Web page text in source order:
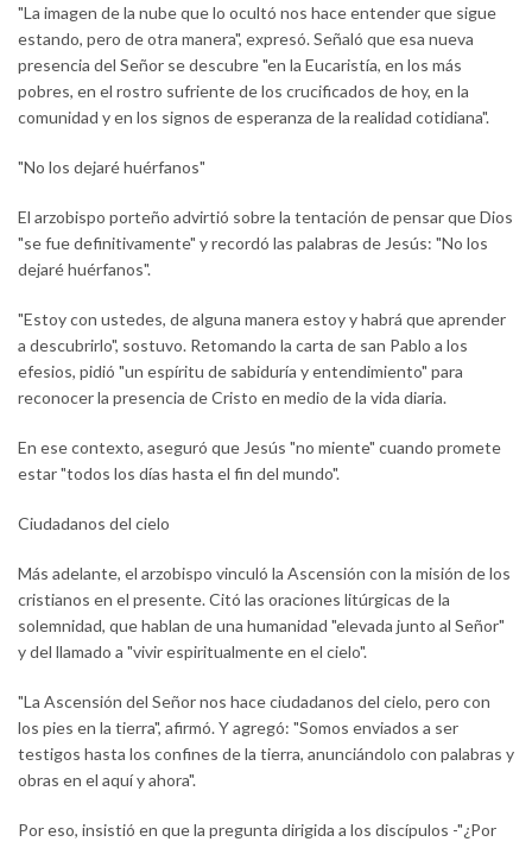
"La imagen de la nube que lo ocultó nos hace entender que sigue
estando, pero de otra manera", expresó. Señaló que esa nueva
presencia del Señor se descubre "en la Eucaristía, en los más
pobres, en el rostro sufriente de los crucificados de hoy, en la
comunidad y en los signos de esperanza de la realidad cotidiana".
"No los dejaré huérfanos"
El arzobispo porteño advirtió sobre la tentación de pensar que Dios
"se fue definitivamente" y recordó las palabras de Jesús: "No los
dejaré huérfanos".
"Estoy con ustedes, de alguna manera estoy y habrá que aprender
a descubrirlo", sostuvo. Retomando la carta de san Pablo a los
efesios, pidió "un espíritu de sabiduría y entendimiento" para
reconocer la presencia de Cristo en medio de la vida diaria.
En ese contexto, aseguró que Jesús "no miente" cuando promete
estar "todos los días hasta el fin del mundo".
Ciudadanos del cielo
Más adelante, el arzobispo vinculó la Ascensión con la misión de los
cristianos en el presente. Citó las oraciones litúrgicas de la
solemnidad, que hablan de una humanidad "elevada junto al Señor"
y del llamado a "vivir espiritualmente en el cielo".
"La Ascensión del Señor nos hace ciudadanos del cielo, pero con
los pies en la tierra", afirmó. Y agregó: "Somos enviados a ser
testigos hasta los confines de la tierra, anunciándolo con palabras y
obras en el aquí y ahora".
Por eso, insistió en que la pregunta dirigida a los discípulos -"¿Por